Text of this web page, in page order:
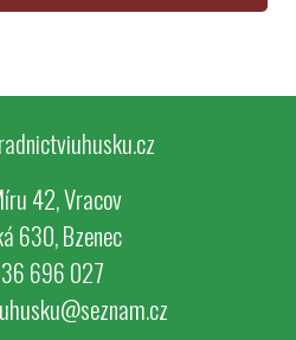
42, Vracov
630, Bzenec
696 027